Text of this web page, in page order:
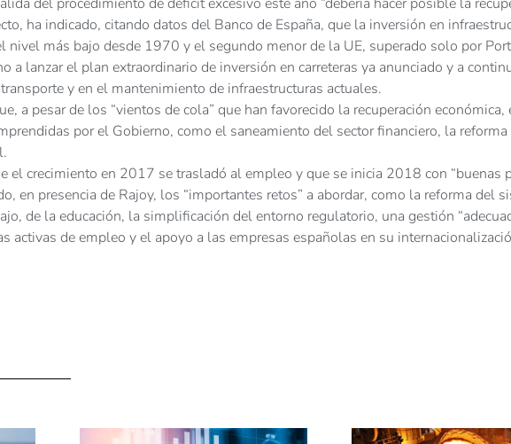
ha indicado, citando datos del Banco de España, que la inversión en
nivel más bajo desde 1970 y el segundo menor de la UE, superado solo por
a lanzar el plan extraordinario de inversión en carreteras ya anunciado y a
y en el mantenimiento de infraestructuras actuales.
a pesar de los “vientos de cola” que han favorecido la recuperación económica,
por el Gobierno, como el saneamiento del sector financiero, la
el crecimiento en 2017 se trasladó al empleo y que se inicia 2018 con “buenas
en presencia de Rajoy, los “importantes retos” a abordar, como la reforma del
de la educación, la simplificación del entorno regulatorio, una gestión
activas de empleo y el apoyo a las empresas españolas en su